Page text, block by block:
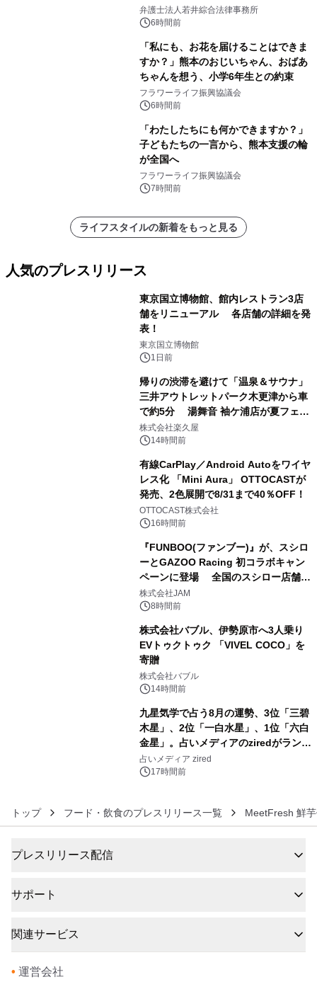
弁護士法人若井綜合法律事務所
6時間前
「私にも、お花を届けることはできま
すか？」熊本のおじいちゃん、おばあ
ちゃんを想う、小学6年生との約束
フラワーライフ振興協議会
6時間前
「わたしたちにも何かできますか？」
子どもたちの一言から、熊本支援の輪
が全国へ
フラワーライフ振興協議会
7時間前
ライフスタイルの新着をもっと見る
人気のプレスリリース
東京国立博物館、館内レストラン3店
舗をリニューアル 各店舗の詳細を発
表！
東京国立博物館
1日前
帰りの渋滞を避けて「温泉＆サウナ」
三井アウトレットパーク木更津から車
で約5分 湯舞音 袖ケ浦店が夏フェア
メニューを提供
株式会社楽久屋
14時間前
有線CarPlay／Android Autoをワイヤ
レス化 「Mini Aura」 OTTOCASTが
発売、2色展開で8/31まで40％OFF！
OTTOCAST株式会社
16時間前
『FUNBOO(ファンブー)』が、スシロ
ーとGAZOO Racing 初コラボキャン
ペーンに登場 全国のスシロー店舗で
GR 4車種の FUNBOO(ミニカー)付き
メニューが展開されます
株式会社JAM
8時間前
株式会社バブル、伊勢原市へ3人乗り
EVトゥクトゥク 「VIVEL COCO」を
寄贈
株式会社バブル
14時間前
九星気学で占う8月の運勢、3位「三碧
木星」、2位「一白水星」、1位「六白
金星」。占いメディアのziredがランキ
ングを発表
占いメディア zired
17時間前
トップ フード・飲食のプレスリリース一覧 MeetFresh 鮮
プレスリリース配信
サポート
関連サービス
• 運営会社